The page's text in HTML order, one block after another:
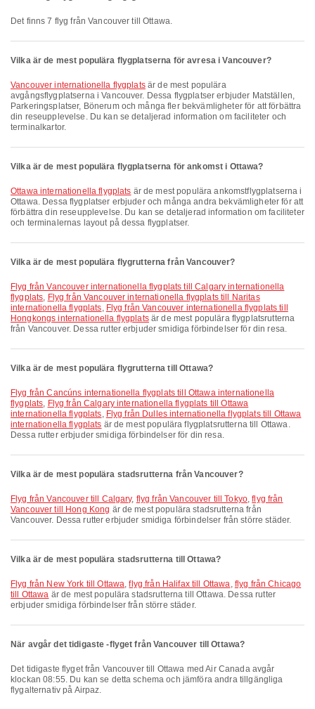
Det finns 7 flyg från Vancouver till Ottawa.
Vilka är de mest populära flygplatserna för avresa i Vancouver?
Vancouver internationella flygplatsär de mest populära
avgångsflygplatserna i Vancouver. Dessa flygplatser erbjuder Matställen,
Parkeringsplatser, Bönerum och många fler bekvämligheter för att förbättra
din reseupplevelse. Du kan se detaljerad information om faciliteter och
terminalkartor.
Vilka är de mest populära flygplatserna för ankomst i Ottawa?
Ottawa internationella flygplats är de mest populära ankomstflygplatserna i
Ottawa. Dessa flygplatser erbjuder och många andra bekvämligheter för att
förbättra din reseupplevelse. Du kan se detaljerad information om faciliteter
och terminalernas layout på dessa flygplatser.
Vilka är de mest populära flygrutterna från Vancouver?
Flyg från Vancouver internationella flygplats till Calgary internationella
flygplats, Flyg från Vancouver internationella flygplats till Naritas
internationella flygplats, Flyg från Vancouver internationella flygplats till
Hongkongs internationella flygplatsär de mest populära flygplatsrutterna
från Vancouver. Dessa rutter erbjuder smidiga förbindelser för din resa.
Vilka är de mest populära flygrutterna till Ottawa?
Flyg från Cancúns internationella flygplats till Ottawa internationella
flygplats, Flyg från Calgary internationella flygplats till Ottawa
internationella flygplats, Flyg från Dulles internationella flygplats till Ottawa
internationella flygplats är de mest populära flygplatsrutterna till Ottawa.
Dessa rutter erbjuder smidiga förbindelser för din resa.
Vilka är de mest populära stadsrutterna från Vancouver?
flyg från Vancouver till Calgary, flyg från Vancouver till Tokyo,flyg från
Vancouver till Hong Kong är de mest populära stadsrutterna från
Vancouver. Dessa rutter erbjuder smidiga förbindelser från större städer.
Vilka är de mest populära stadsrutterna till Ottawa?
flyg från New York till Ottawa,flyg från Halifax till Ottawa, flyg från Chicago
till Ottawa är de mest populära stadsrutterna till Ottawa. Dessa rutter
erbjuder smidiga förbindelser från större städer.
När avgår det tidigaste -flyget från Vancouver till Ottawa?
Det tidigaste flyget från Vancouver till Ottawa med Air Canada avgår
klockan 08:55. Du kan se detta schema och jämföra andra tillgängliga
flygalternativ på Airpaz.